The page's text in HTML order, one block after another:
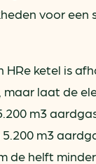
voor een
ketel is
maar laat de
m3
m3
de helft